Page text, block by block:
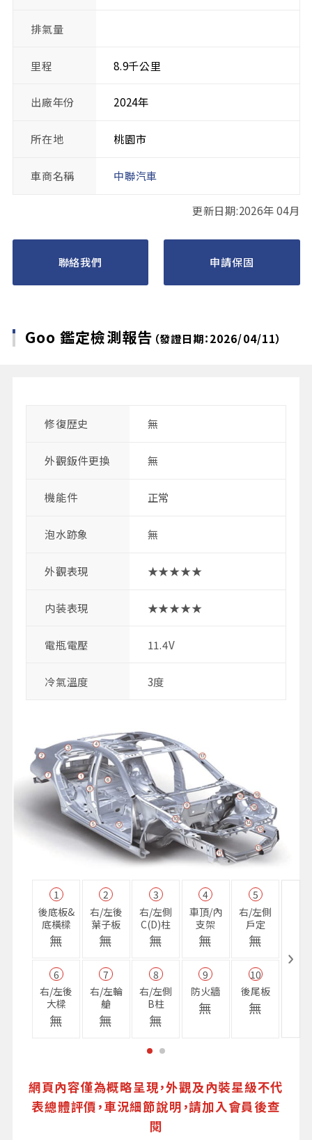
排氣量
里程 8.9千公里
出廠年份 2024年
所在地 桃園市
車商名稱 中聯汽車
更新日期:2026年 04月
聯絡我們 申請保固
Goo 鑑定檢測報告 （發證日期：2026/04/11）
修復歴史 無
外觀鈑件更換 無
機能件 正常
泡水跡象 無
外觀表現 ★★★★★
内装表現 ★★★★★
電瓶電壓 11.4V
冷氣溫度 3度
1
後底板&
底橫樑
無
2
右/左後
葉子板
無
3
右/左側
C(D)柱
無
4
車頂/內
支架
無
5
右/左側
戶定
無
6
右/左後
大樑
無
7
右/左輪
艙
無
8
右/左側
B柱
無
9
防火牆
無
10
後尾板
無
網頁內容僅為概略呈現，外觀及內裝星級不代
表總體評價，車況細節說明，請加入會員後查
閱